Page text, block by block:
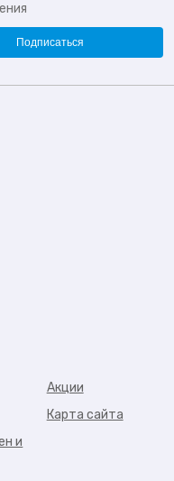
Подписаться
и
Акции
Карта сайта